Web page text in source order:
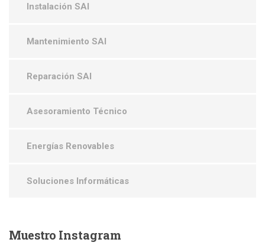
Instalación SAI
Mantenimiento SAI
Reparación SAI
Asesoramiento Técnico
Energías Renovables
Soluciones Informáticas
Muestro Instagram